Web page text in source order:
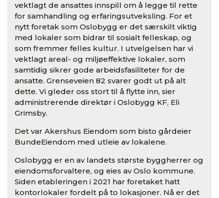
vektlagt de ansattes innspill om å legge til rette
for samhandling og erfaringsutveksling. For et
nytt foretak som Oslobygg er det særskilt viktig
med lokaler som bidrar til sosialt felleskap, og
som fremmer felles kultur. I utvelgelsen har vi
vektlagt areal- og miljøeffektive lokaler, som
samtidig sikrer gode arbeidsfasiliteter for de
ansatte. Grenseveien 82 svarer godt ut på alt
dette. Vi gleder oss stort til å flytte inn, sier
administrerende direktør i Oslobygg KF, Eli
Grimsby.
Det var Akershus Eiendom som bisto gårdeier
BundeEiendom med utleie av lokalene.
Oslobygg er en av landets største byggherrer og
eiendomsforvaltere, og eies av Oslo kommune.
Siden etableringen i 2021 har foretaket hatt
kontorlokaler fordelt på to lokasjoner. Nå er det